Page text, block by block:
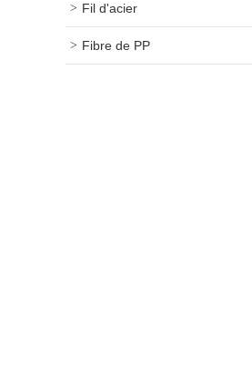
Fil d'acier
Fibre de PP